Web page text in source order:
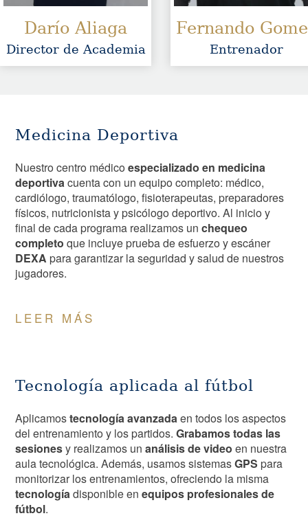
Darío Aliaga
Director de Academia
Fernando
Entrenador
Medicina Deportiva
Nuestro centro médicoespecializado en medicina
deportivacuenta con un equipo completo: médico,
cardiólogo, traumatólogo, fisioterapeutas, preparadores
físicos, nutricionista y psicólogo deportivo. Al inicio y
final de cada programa realizamos unchequeo
completo que incluye prueba de esfuerzo y escáner
DEXA para garantizar la seguridad y salud de nuestros
jugadores.
LEER MÁS
Tecnología aplicada al fútbol
Aplicamostecnología avanzadaen todos los aspectos
del entrenamiento y los partidos.Grabamos todas las
sesionesy realizamos unanálisis de video en nuestra
aula tecnológica. Además, usamos sistemasGPSpara
monitorizar los entrenamientos, ofreciendo la misma
tecnologíadisponible en equipos profesionales de
fútbol.